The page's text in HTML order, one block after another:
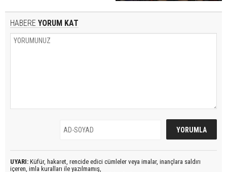
HABERE YORUM KAT
UYARI: Küfür, hakaret, rencide edici cümleler veya imalar, inançlara saldırı
içeren, imla kuralları ile yazılmamış,